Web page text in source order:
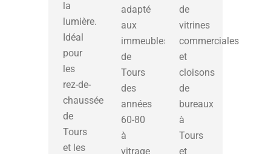
la
lumière.
Idéal
pour
les
rez-de-
chaussée
de
Tours
et les
adapté
aux
immeubles
de
Tours
des
années
60-80
à
vitrage
de
vitrines
commerciales
et
cloisons
de
bureaux
à
Tours
et